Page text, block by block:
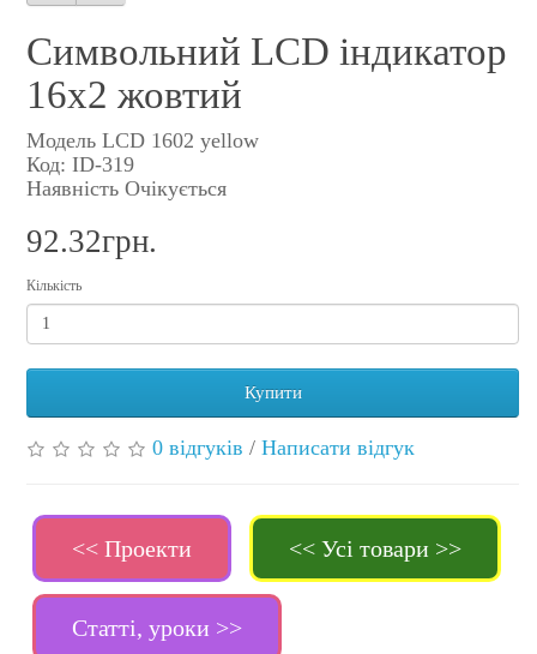
Символьний LCD індикатор
16х2 жовтий
Модель LCD 1602 yellow
Код: ID-319
Наявність Очікується
92.32грн.
Кількість
Купити
0 відгуків / Написати відгук
<< Проекти << Усі товари >>
Статті, уроки >>